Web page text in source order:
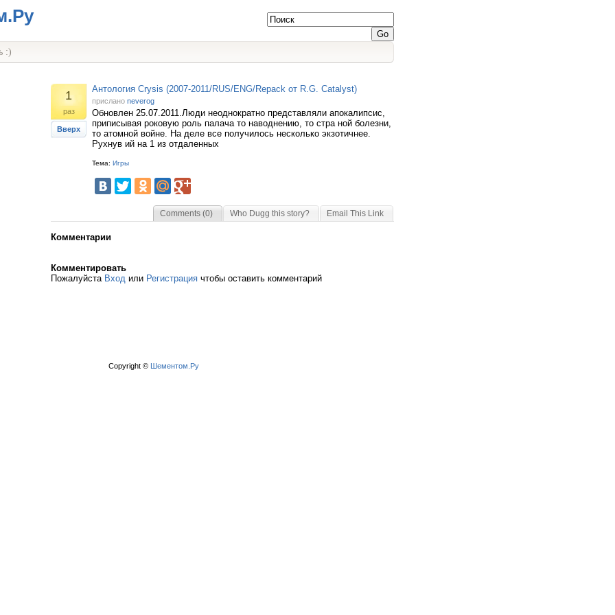
:)
1
раз
Вверх
Антология Crysis (2007-2011/RUS/ENG/Repack от R.G. Catalyst)
прислано neverog
Обновлен 25.07.2011.Люди неоднократно представляли апокалипсис,
приписывая роковую роль палача то наводнению, то стра ной болезни,
то атомной войне. На деле все получилось несколько экзотичнее.
Рухнув ий на 1 из отдаленных
Тема: Игры
Comments (0) Who Dugg this story? Email This Link
Комментарии
Комментировать
Пожалуйста Вход или Регистрация чтобы оставить комментарий
Copyright © Шементом.Ру